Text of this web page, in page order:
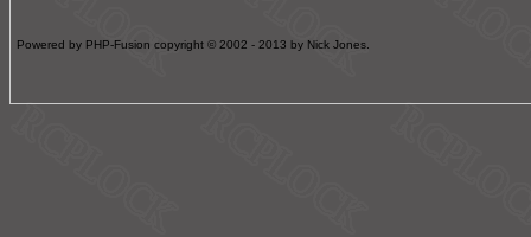
Powered by PHP-Fusion copyright © 2002 - 2013 by Nick Jones.